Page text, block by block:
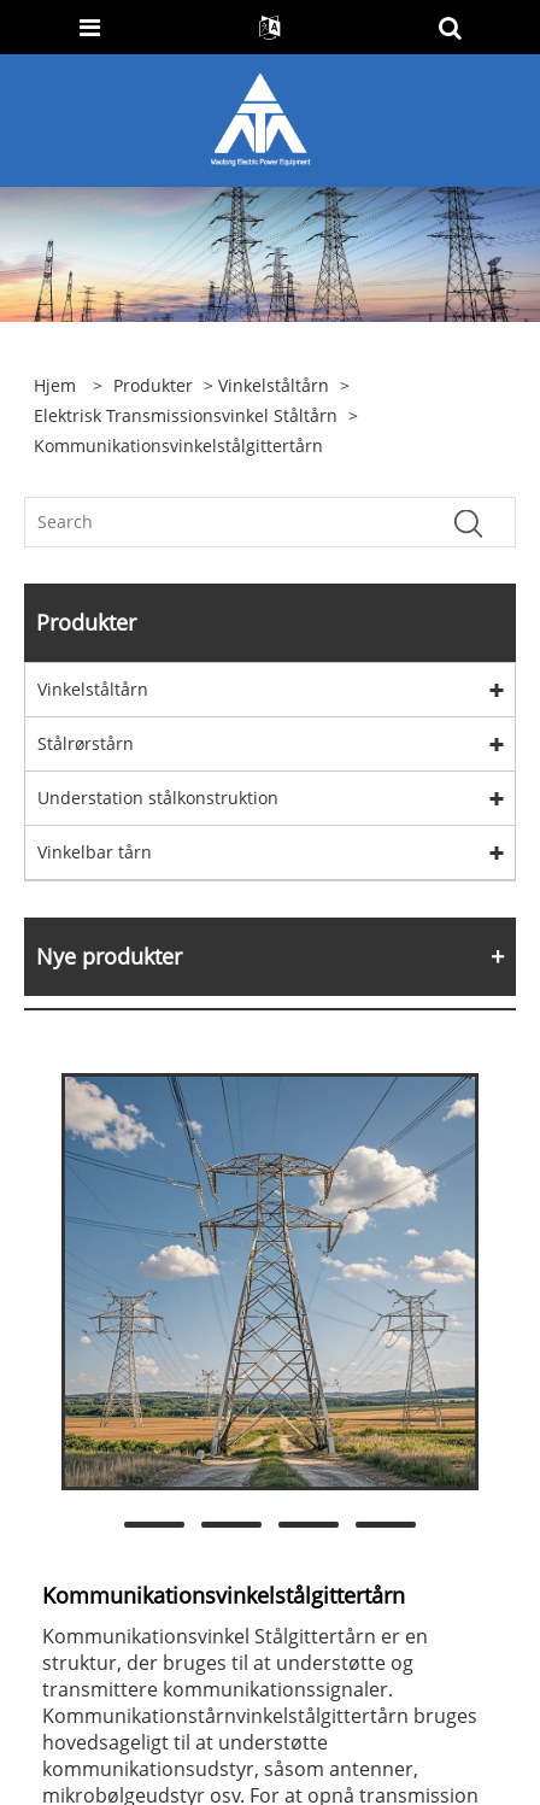
Hjem > Produkter >Vinkelståltårn >
Elektrisk Transmissionsvinkel Ståltårn >
Kommunikationsvinkelstålgittertårn
Produkter
Vinkelståltårn
Stålrørstårn
Understation stålkonstruktion
Vinkelbar tårn
Nye produkter
Kommunikationsvinkelstålgittertårn
Kommunikationsvinkel Stålgittertårn er en
struktur, der bruges til at understøtte og
transmittere kommunikationssignaler.
Kommunikationstårnvinkelstålgittertårn bruges
hovedsageligt til at understøtte
kommunikationsudstyr, såsom antenner,
mikrobølgeudstyr osv. For at opnå transmission